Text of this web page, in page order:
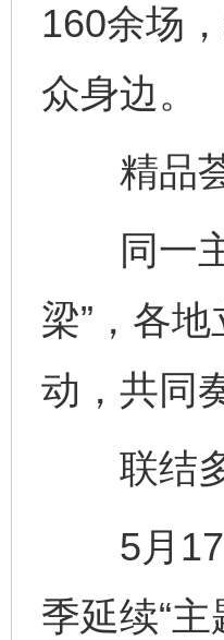
160余场
众身边。
精品荟
同一主
梁”，各
动，共同
联结
5月17
季延续“